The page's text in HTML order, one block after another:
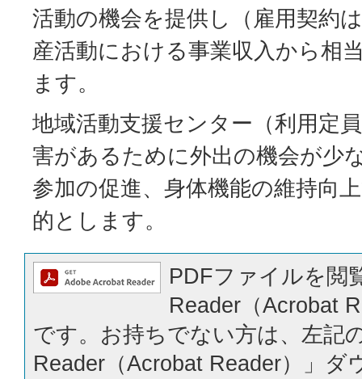
活動の機会を提供し（雇用契約
産活動における事業収入から相
ます。
地域活動支援センター（利用定
害があるために外出の機会が少
参加の促進、身体機能の維持向
的とします。
PDFファイルを閲
Reader（Acrobat
です。お持ちでない方は、左記
Reader（Acrobat Reader）」ダ